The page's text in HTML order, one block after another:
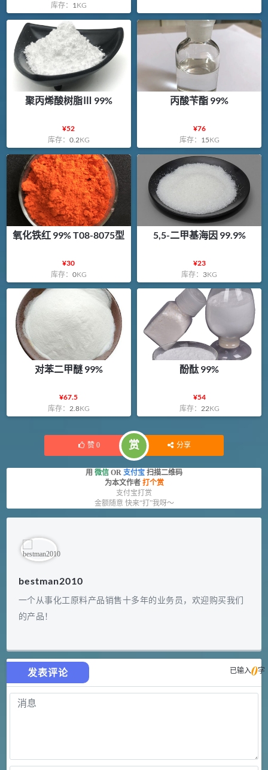
库存： 1KG
聚丙烯酸树脂Ⅲ 99%
¥52
库存： 0.2KG
丙酸苄酯 99%
¥76
库存： 15KG
氧化铁红 99% T08-8075型
¥30
库存： 0KG
5,5-二甲基海因 99.9%
¥23
库存： 3KG
对苯二甲醚 99%
¥67.5
库存： 2.8KG
酚酞 99%
¥54
库存： 22KG
赞 0 赏 分享
用 微信 OR 支付宝 扫描二维码
为本文作者 打个赏
支付宝打赏
金额随意 快来“打”我呀～
bestman2010
一个从事化工原料产品销售十多年的业务员，欢迎购买我们
的产品！
发表评论 已输入0字